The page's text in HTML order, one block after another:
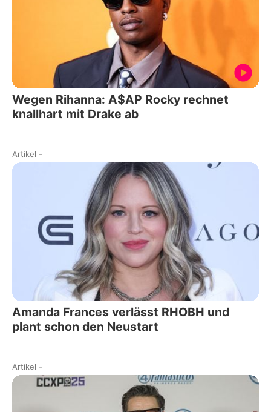
Wegen Rihanna: A$AP Rocky rechnet
knallhart mit Drake ab
Artikel -
Amanda Frances verlässt RHOBH und
plant schon den Neustart
Artikel -